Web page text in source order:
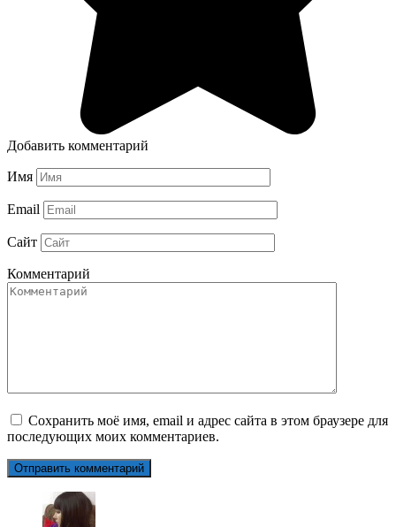
Добавить комментарий
Имя
Email
Сайт
Комментарий
Сохранить моё имя, email и адрес сайта в этом браузере для
последующих моих комментариев.